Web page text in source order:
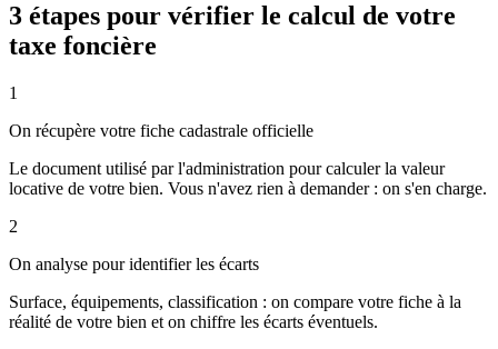
3 étapes pour vérifier le calcul de votre
taxe foncière
1
On récupère votre fiche cadastrale officielle
Le document utilisé par l'administration pour calculer la valeur
locative de votre bien. Vous n'avez rien à demander : on s'en charge.
2
On analyse pour identifier les écarts
Surface, équipements, classification : on compare votre fiche à la
réalité de votre bien et on chiffre les écarts éventuels.